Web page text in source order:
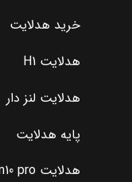
خرید هدلایت
هدلایت H1
هدلایت لنز دار
پایه هدلایت
هدلایت m10 pro